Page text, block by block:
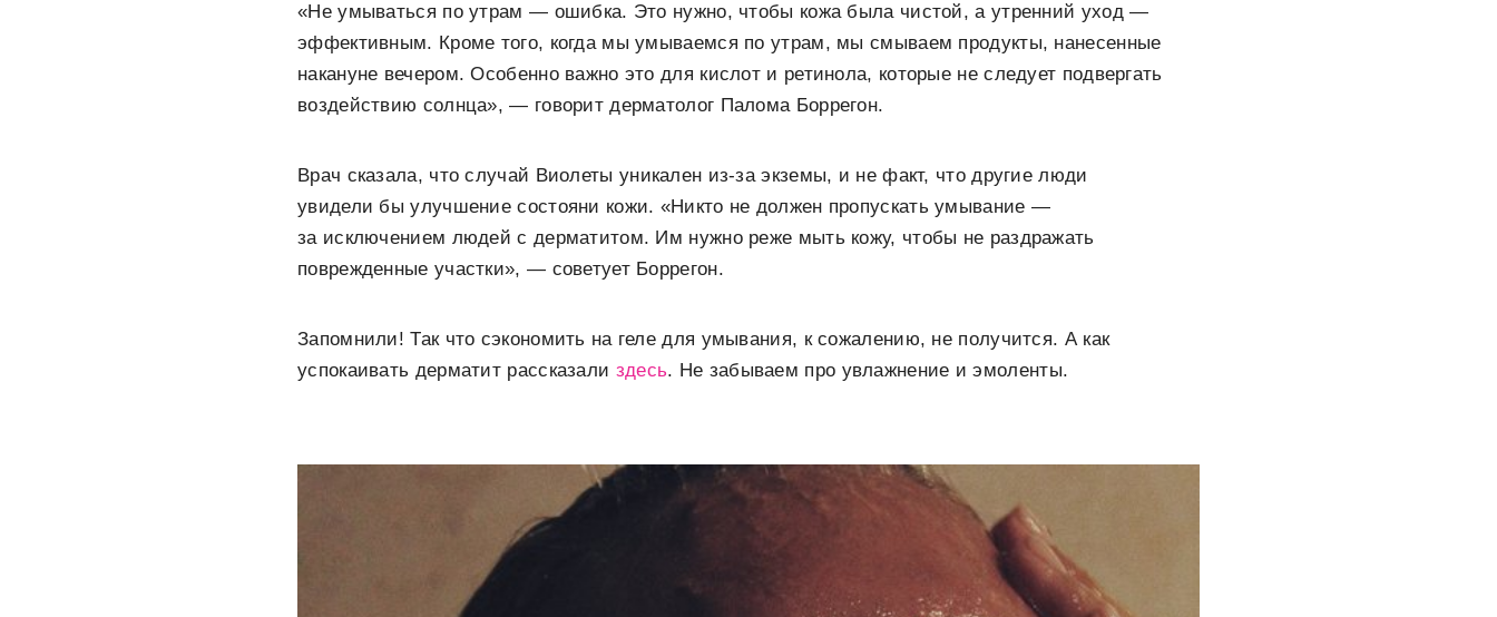
«Не умываться по утрам — ошибка. Это нужно, чтобы кожа была чистой, а утренний уход —
эффективным. Кроме того, когда мы умываемся по утрам, мы смываем продукты, нанесенные
накануне вечером. Особенно важно это для кислот и ретинола, которые не следует подвергать
воздействию солнца», — говорит дерматолог Палома Боррегон.
Врач сказала, что случай Виолеты уникален из-за экземы, и не факт, что другие люди
увидели бы улучшение состояни кожи. «Никто не должен пропускать умывание —
за исключением людей с дерматитом. Им нужно реже мыть кожу, чтобы не раздражать
поврежденные участки», — советует Боррегон.
Запомнили! Так что сэкономить на геле для умывания, к сожалению, не получится. А как
успокаивать дерматит рассказали здесь. Не забываем про увлажнение и эмоленты.